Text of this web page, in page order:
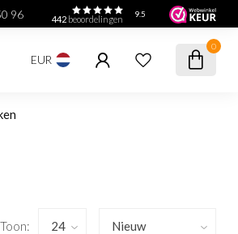
96 442beoordelingen
9.5
EUR
0
Toon: